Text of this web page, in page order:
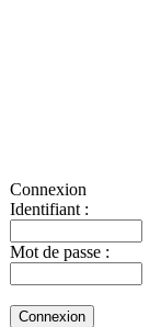
Connexion
Identifiant :
Mot de passe :